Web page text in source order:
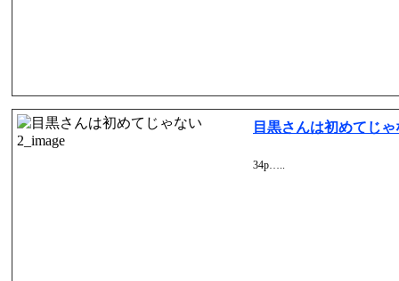
目黒さんは初めてじゃ
34p…..